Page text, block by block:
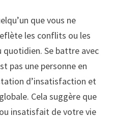
que vous ne
les conflits ou les
quotidien. Se battre avec
pas une personne en
d’insatisfaction et
Cela suggère que
insatisfait de votre vie